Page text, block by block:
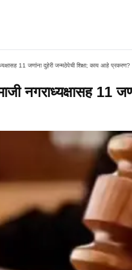
11 जणांना दुहेरी जन्मठेपेची शिक्षा; काय आहे प्रकरण?
नगराध्यक्षासह 11